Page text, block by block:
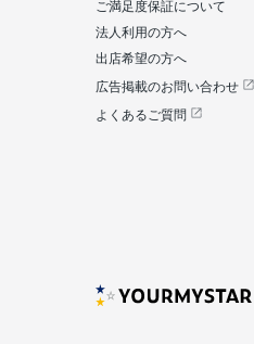
ご満足度保証について
法人利用の方へ
出店希望の方へ
広告掲載のお問い合わせ
よくあるご質問